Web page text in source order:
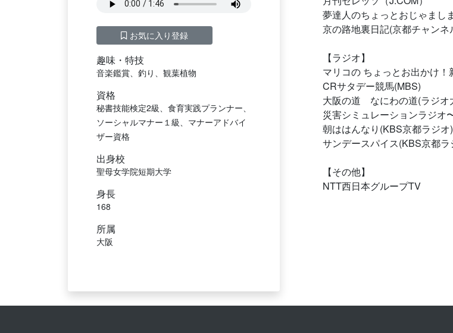
お気に入り登録
趣味・特技
音楽鑑賞、釣り、観葉植物
資格
秘書技能検定2級、食育実践プランナー、
ソーシャルマナー１級、マナーアドバイ
ザー資格
出身校
聖母女学院短期大学
身長
168
所属
大阪
夢達人のちょっとおじゃまし
京の路地裏日記(京都チャンネ
【ラジオ】
マリコの ちょっとお出かけ
CRサタデー競馬(MBS)
大阪の道 なにわの道(ラジオ
災害シミュレーションラジオ
朝ははんなり(KBS京都ラジオ)
サンデースパイス(KBS京都ラ
【その他】
NTT西日本グループTV